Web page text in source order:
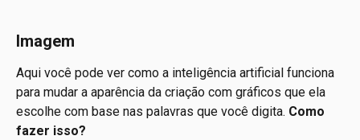
Imagem
Aqui você pode ver como a inteligência artificial funciona
para mudar a aparência da criação com gráficos que ela
escolhe com base nas palavras que você digita. Como
fazer isso?